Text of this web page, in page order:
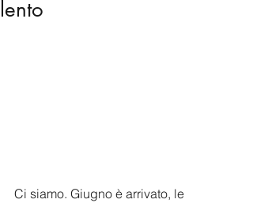
lento
Ci siamo. Giugno è arrivato, le